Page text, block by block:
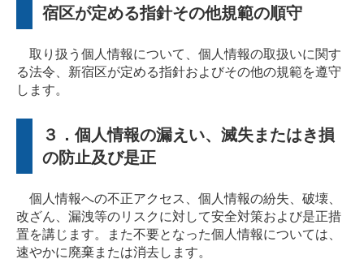
宿区が定める指針その他規範の順守
取り扱う個人情報について、個人情報の取扱いに関す
る法令、新宿区が定める指針およびその他の規範を遵守
します。
３．個人情報の漏えい、滅失またはき損
の防止及び是正
個人情報への不正アクセス、個人情報の紛失、破壊、
改ざん、漏洩等のリスクに対して安全対策および是正措
置を講じます。また不要となった個人情報については、
速やかに廃棄または消去します。